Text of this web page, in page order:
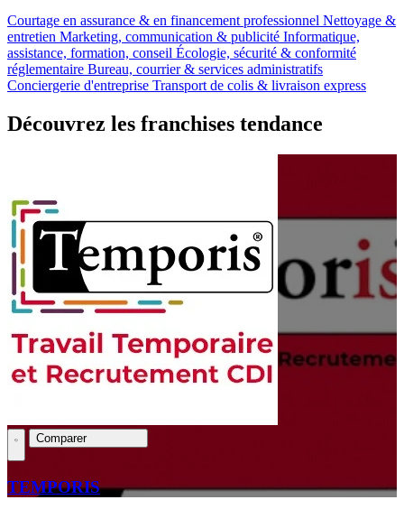
Courtage en assurance & en financement professionnel Nettoyage &
entretien Marketing, communication & publicité Informatique,
assistance, formation, conseil Écologie, sécurité & conformité
réglementaire Bureau, courrier & services administratifs
Conciergerie d'entreprise Transport de colis & livraison express
Découvrez les franchises tendance
Comparer
TEMPORIS